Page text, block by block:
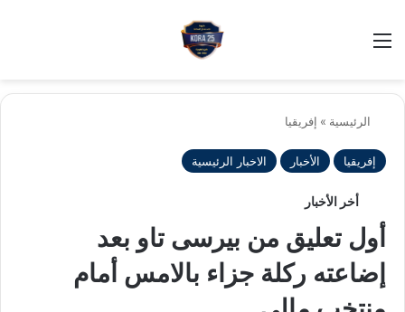
الرئيسية » إفريقيا
إفريقيا الأخبار الاخبار الرئيسية
أخر الأخبار
أول تعليق من بيرسى تاو بعد
إضاعته ركلة جزاء بالامس أمام